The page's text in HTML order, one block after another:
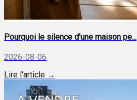
Pourquoi le silence d'une maison pe...
2026-08-06
Lire l'article →